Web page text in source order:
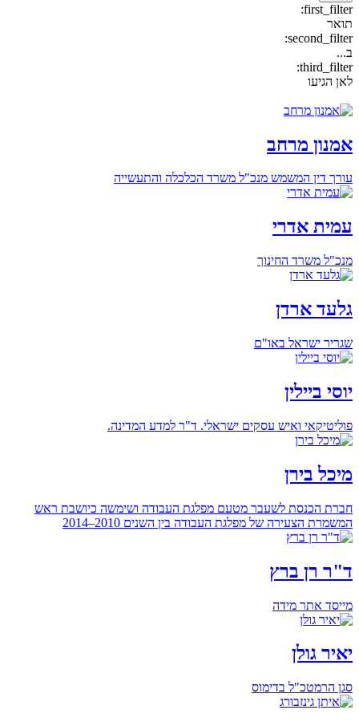
first_filter:
תואר
second_filter:
ב...
third_filter:
לאן הגיעו
אמנון מרחב
עורך דין המשמש מנכ"ל משרד הכלכלה והתעשייה
עמית אדרי
מנכ"ל משרד החינוך
גלעד ארדן
שגריר ישראל באו"ם
יוסי ביילין
פוליטיקאי ואיש עסקים ישראלי. ד"ר למדע המדינה.
מיכל בירן
חברת הכנסת לשעבר מטעם מפלגת העבודה ושימשה כיושבת ראש
המשמרת הצעירה של מפלגת העבודה בין השנים 2010–2014
ד"ר רן ברץ
מייסד אתר מידה
יאיר גולן
סגן הרמטכ"ל בדימוס